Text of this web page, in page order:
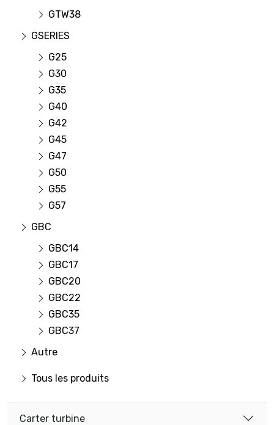
GTW38
GSERIES
G25
G30
G35
G40
G42
G45
G47
G50
G55
G57
GBC
GBC14
GBC17
GBC20
GBC22
GBC35
GBC37
Autre
Tous les produits
Carter turbine